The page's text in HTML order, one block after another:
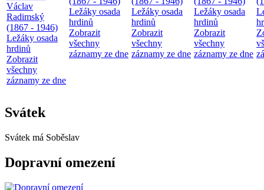
Václav
Radimský
(1867 - 1946)
Ležáky osada
hrdinů
Zobrazit
všechny
záznamy ze dne
Ležáky osada
hrdinů
Zobrazit
všechny
záznamy ze dne
Ležáky osada
hrdinů
Zobrazit
všechny
záznamy ze dne
Ležáky osada
hrdinů
Zobrazit
všechny
záznamy ze dne
Svátek
Svátek má Soběslav
Dopravní omezení